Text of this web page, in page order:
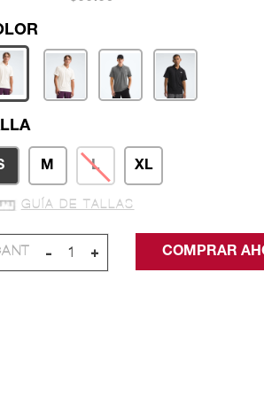
M L XL
GUÍA DE TALLAS
+
-